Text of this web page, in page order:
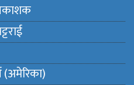
(अमेरिका)